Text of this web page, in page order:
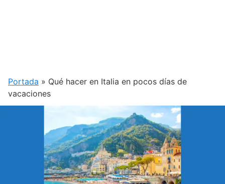
Portada » Qué hacer en Italia en pocos días de
vacaciones